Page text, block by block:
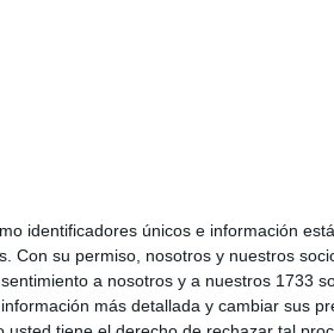
identificadores únicos e información
Con su permiso, nosotros y nuestros
a nosotros y a nuestros 1733
más detallada y cambiar sus